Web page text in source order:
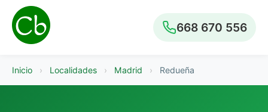
668 670 556
Inicio › Localidades › Madrid › Redueña